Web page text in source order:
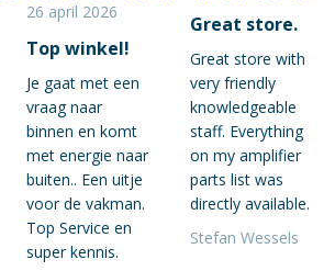
26 april 2026
Top winkel!
Je gaat met een
vraag naar
binnen en komt
met energie naar
buiten.. Een uitje
voor de vakman.
Top Service en
super kennis.
Great store.
Great store with
very friendly
knowledgeable
staff. Everything
on my amplifier
parts list was
directly available.
Stefan Wessels